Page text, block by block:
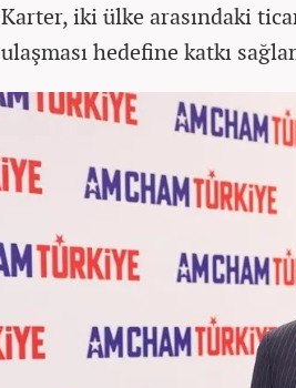
Karter, iki ülke arasındaki
ulaşması hedefine katkı